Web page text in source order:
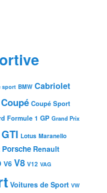
sport BMW Cabriolet
Coupé Coupé Sport
Formule 1 GP Grand Prix
GTI Lotus Maranello
Porsche Renault
V6 V8 V12 VAG
Voitures de Sport VW